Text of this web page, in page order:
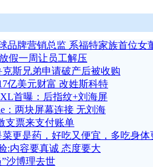
品牌营销总监 系福特家族首位女
假一周让员工解压
斯兄弟申请破产后被收购
亿美元财富 改姓斯科特
首曝：后指纹+刘海屏
：两块屏幕连接 无刘海
支票来支付账单
更是药，好吃又便宜，多吃身体
:内容要真诚 态度要大
沙博理去世